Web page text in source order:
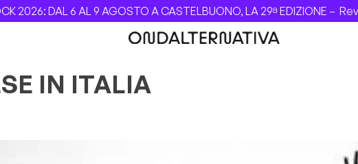
DAL 6 AL 9 AGOSTO A CASTELBUONO, LA 29ª EDIZIONE –
IN ITALIA